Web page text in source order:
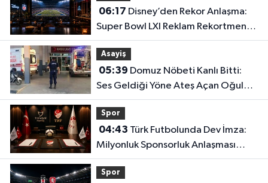
06:17
Super Bowl LXI Reklam Rekortmeni
Oldu!
Asayiş
05:39
Ses Geldiği Yöne Ateş Açan Oğul
Babasını Öldürdü!
Spor
04:43
Milyonluk Sponsorluk Anlaşması
Uzatıldı!
Spor